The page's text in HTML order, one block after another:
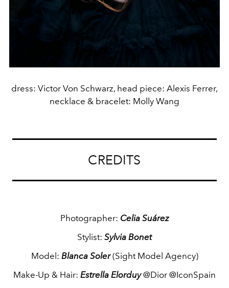
dress: Victor Von Schwarz, head piece: Alexis Ferrer,
necklace & bracelet: Molly Wang
CREDITS
Photographer: Celia Suárez
Stylist: Sylvia Bonet
Model: Blanca Soler(Sight Model Agency)
Make-Up & Hair: Estrella Elorduy@Dior @IconSpain